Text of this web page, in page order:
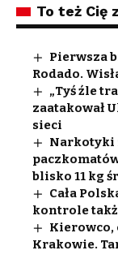
To też Cię
Pierwsza
Rodado.
„Tyś źle
zaatakował
sieci
Narkotyki
blisko 11 kg
Cała
kontrole
Kierowco,
Krakowie.